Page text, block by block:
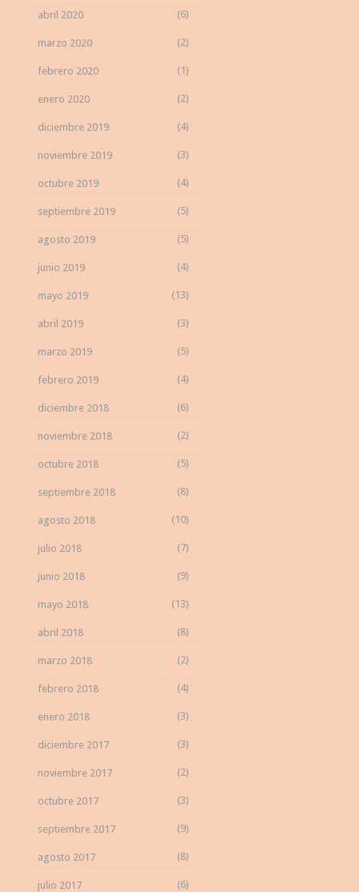
abril 2020 (6)
marzo 2020 (2)
febrero 2020 (1)
enero 2020 (2)
diciembre 2019 (4)
noviembre 2019 (3)
octubre 2019 (4)
septiembre 2019 (5)
agosto 2019 (5)
junio 2019 (4)
mayo 2019 (13)
abril 2019 (3)
marzo 2019 (5)
febrero 2019 (4)
diciembre 2018 (6)
noviembre 2018 (2)
octubre 2018 (5)
septiembre 2018 (8)
agosto 2018 (10)
julio 2018 (7)
junio 2018 (9)
mayo 2018 (13)
abril 2018 (8)
marzo 2018 (2)
febrero 2018 (4)
enero 2018 (3)
diciembre 2017 (3)
noviembre 2017 (2)
octubre 2017 (3)
septiembre 2017 (9)
agosto 2017 (8)
julio 2017 (6)